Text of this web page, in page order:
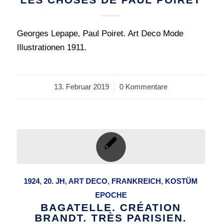
Georges Lepape, Paul Poiret. Art Deco Mode
Illustrationen 1911.
13. Februar 2019
/ 0 Kommentare
1924,20. JH,ART DECO, FRANKREICH, KOSTÜM
EPOCHE
BAGATELLE. CRÉATION
BRANDT. TRÈS PARISIEN.